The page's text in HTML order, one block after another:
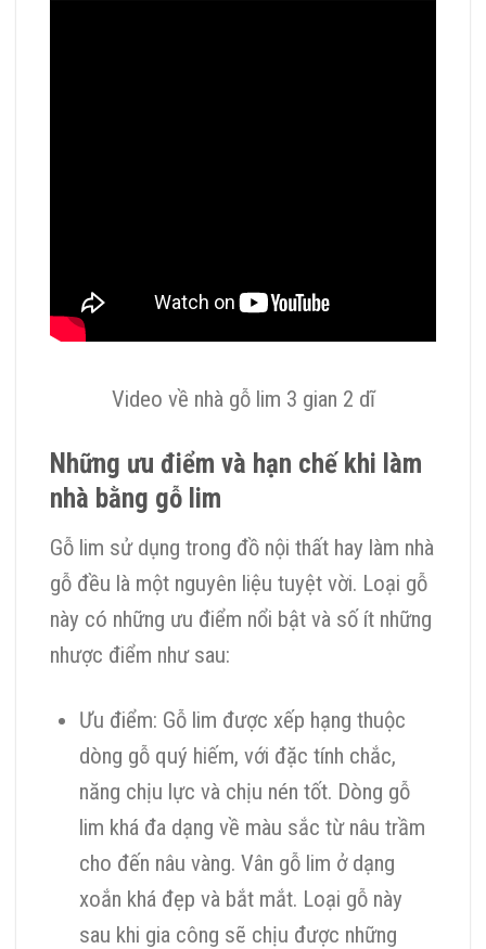
Video về nhà gỗ lim 3 gian 2 dĩ
Những ưu điểm và hạn chế khi làm
nhà bằng gỗ lim
Gỗ lim sử dụng trong đồ nội thất hay làm nhà
gỗ đều là một nguyên liệu tuyệt vời. Loại gỗ
này có những ưu điểm nổi bật và số ít những
nhược điểm như sau:
Ưu điểm: Gỗ lim được xếp hạng thuộc
dòng gỗ quý hiếm, với đặc tính chắc,
năng chịu lực và chịu nén tốt. Dòng gỗ
lim khá đa dạng về màu sắc từ nâu trầm
cho đến nâu vàng. Vân gỗ lim ở dạng
xoắn khá đẹp và bắt mắt. Loại gỗ này
sau khi gia công sẽ chịu được những